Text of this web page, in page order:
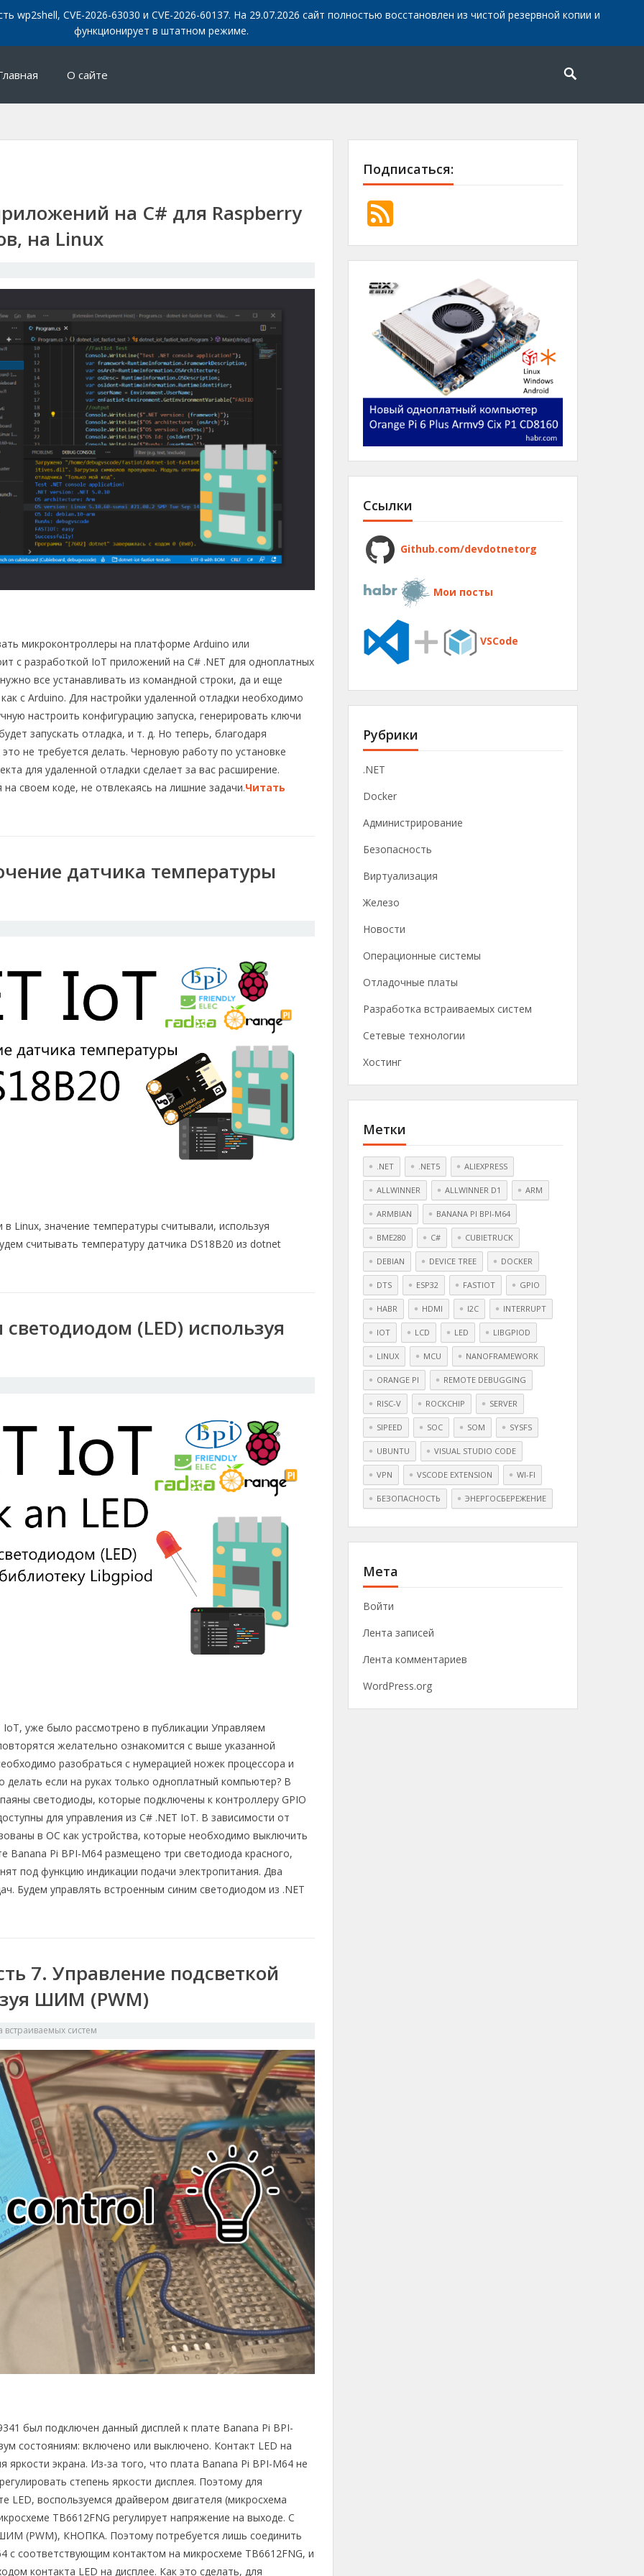
wp2shell, CVE-2026-63030 и CVE-2026-60137. На 29.07.2026 сайт полностью восстановлен из чистой резервной копии и
функционирует в штатном режиме.
О сайте
на C# для Raspberry
на Linux
микроконтроллеры на платформе Arduino или
с разработкой IoT приложений на C# .NET для одноплатных
все устанавливать из командной строки, да и еще
с Arduino. Для настройки удаленной отладки необходимо
настроить конфигурацию запуска, генерировать ключи
запускать отладка, и т. д. Но теперь, благодаря
не требуется делать. Черновую работу по установке
для удаленной отладки сделает за вас расширение.
своем коде, не отвлекаясь на лишние задачи.Читать
датчика температуры
Linux, значение температуры считывали, используя
считывать температуру датчика DS18B20 из dotnet
(LED) используя
уже было рассмотрено в публикации Управляем
желательно ознакомится с выше указанной
разобраться с нумерацией ножек процессора и
если на руках только одноплатный компьютер? В
светодиоды, которые подключены к контроллеру GPIO
для управления из C# .NET IoT. В зависимости от
в ОС как устройства, которые необходимо выключить
Banana Pi BPI-M64 размещено три светодиода красного,
под функцию индикации подачи электропитания. Два
Будем управлять встроенным синим светодиодом из .NET
7. Управление подсветкой
ШИМ (PWM)
встраиваемых систем
был подключен данный дисплей к плате Banana Pi BPI-
состояниям: включено или выключено. Контакт LED на
яркости экрана. Из-за того, что плата Banana Pi BPI-M64 не
степень яркости дисплея. Поэтому для
LED, воспользуемся драйвером двигателя (микросхема
TB6612FNG регулирует напряжение на выходе. С
(PWM), КНОПКА. Поэтому потребуется лишь соединить
соответствующим контактом на микросхеме TB6612FNG, и
контакта LED на дисплее. Как это сделать, для
Подписаться:
Ссылки
Github.com/devdotnetorg
Мои посты
VSCode
Рубрики
.NET
Docker
Администрирование
Безопасность
Виртуализация
Железо
Новости
Операционные системы
Отладочные платы
Разработка встраиваемых систем
Сетевые технологии
Хостинг
Метки
.NET .NET5 ALIEXPRESS
ALLWINNER ALLWINNER D1 ARM
ARMBIAN BANANA PI BPI-M64
BME280 C# CUBIETRUCK
DEBIAN DEVICE TREE DOCKER
DTS ESP32 FASTIOT GPIO
HABR HDMI I2C INTERRUPT
IOT LCD LED LIBGPIOD
LINUX MCU NANOFRAMEWORK
ORANGE PI REMOTE DEBUGGING
RISC-V ROCKCHIP SERVER
SIPEED SOC SOM SYSFS
UBUNTU VISUAL STUDIO CODE
VPN VSCODE EXTENSION WI-FI
БЕЗОПАСНОСТЬ ЭНЕРГОСБЕРЕЖЕНИЕ
Мета
Войти
Лента записей
Лента комментариев
WordPress.org